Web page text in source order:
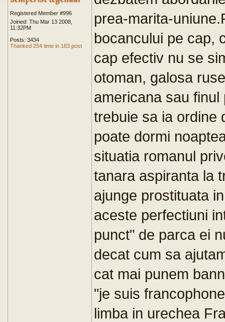
Registered Member #996
Joined: Thu Mar 13 2008,
11:32PM
Posts: 3434
Thanked 254 time in 183 post
prea-marita-
bocancului pe cap,
cap efectiv nu se
otoman, galosa
americana sau
trebuie sa ia ordine
poate dormi
situatia romanul
tanara aspiranta la
ajunge prostituata
aceste perfectiuni
punct" de parca ei
decat cum sa
cat mai punem
"je suis
limba in urechea